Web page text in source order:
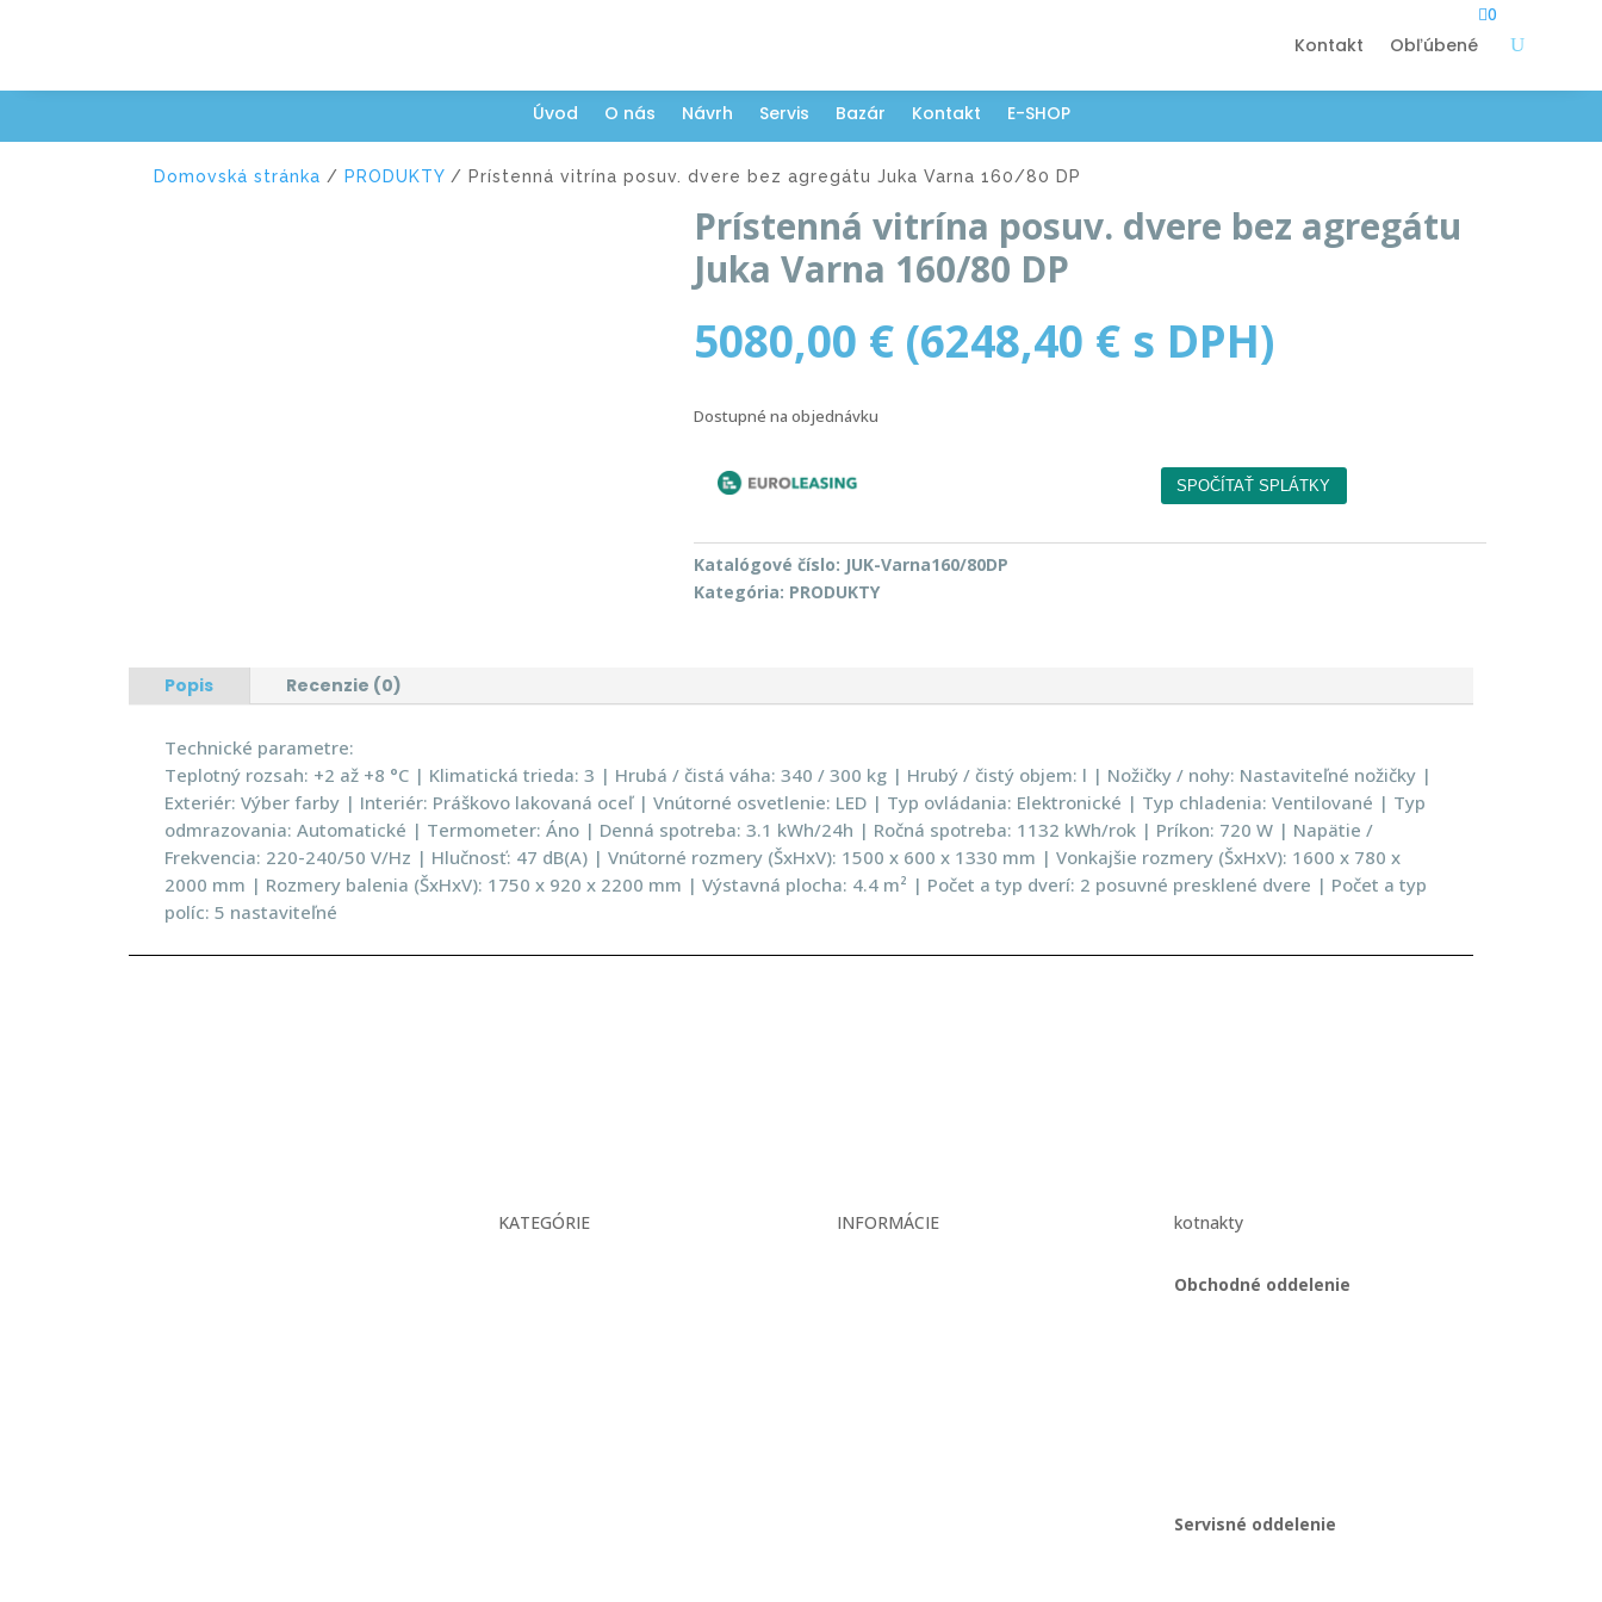
Kontakt Obľúbené
0
Úvod O nás Návrh Servis Bazár Kontakt E-SHOP
Domovská stránka /PRODUKTY / Prístenná vitrína posuv. dvere bez agregátu Juka Varna 160/80 DP
Prístenná vitrína posuv. dvere bez agregátu
Juka Varna 160/80 DP
5080,00 € (6248,40 € s DPH)
Dostupné na objednávku
Katalógové číslo: JUK-Varna160/80DP
Kategória: PRODUKTY
Popis Recenzie (0)
Technické parametre:
Teplotný rozsah: +2 až +8 °C | Klimatická trieda: 3 | Hrubá / čistá váha: 340 / 300 kg | Hrubý / čistý objem: l | Nožičky / nohy: Nastaviteľné nožičky |
Exteriér: Výber farby | Interiér: Práškovo lakovaná oceľ | Vnútorné osvetlenie: LED | Typ ovládania: Elektronické | Typ chladenia: Ventilované | Typ
odmrazovania: Automatické | Termometer: Áno | Denná spotreba: 3.1 kWh/24h | Ročná spotreba: 1132 kWh/rok | Príkon: 720 W | Napätie /
Frekvencia: 220-240/50 V/Hz | Hlučnosť: 47 dB(A) | Vnútorné rozmery (ŠxHxV): 1500 x 600 x 1330 mm | Vonkajšie rozmery (ŠxHxV): 1600 x 780 x
2000 mm | Rozmery balenia (ŠxHxV): 1750 x 920 x 2200 mm | Výstavná plocha: 4.4 m² | Počet a typ dverí: 2 posuvné presklené dvere | Počet a typ
políc: 5 nastaviteľné
KATEGÓRIE INFORMÁCIE kotnakty
Obchodné oddelenie
Servisné oddelenie